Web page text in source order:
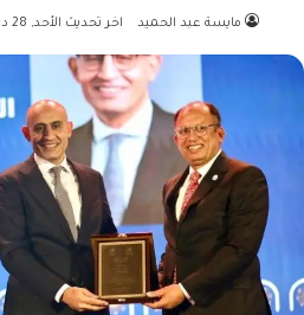
مايسة عبد الحميد اخر تحديث الأحد, 28 ديسمبر 2025, 11:34 مساءً